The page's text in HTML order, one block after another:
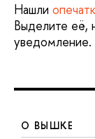
Нашли
ыделите её,
уведомление.
О ВЫШКЕ